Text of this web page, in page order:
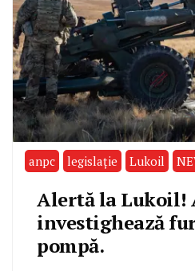
anpc legislație Lukoil
Alertă la Lukoil!
investighează
pompă.